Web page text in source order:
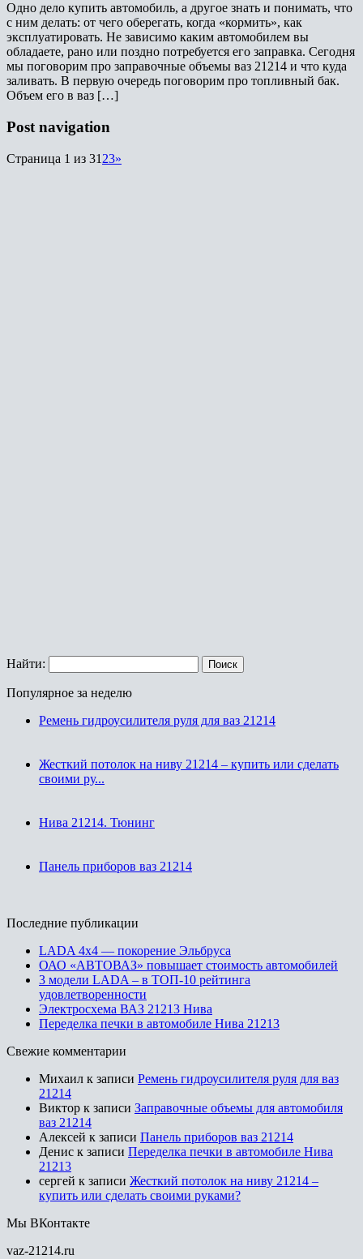
Одно дело купить автомобиль, а другое знать и понимать, что
с ним делать: от чего оберегать, когда «кормить», как
эксплуатировать. Не зависимо каким автомобилем вы
обладаете, рано или поздно потребуется его заправка. Сегодня
мы поговорим про заправочные объемы ваз 21214 и что куда
заливать. В первую очередь поговорим про топливный бак.
Объем его в ваз […]
Post navigation
Страница 1 из 31 23»
Найти:
Популярное за неделю
Ремень гидроусилителя руля для ваз 21214
Жесткий потолок на ниву 21214 – купить или сделать
своими ру...
Нива 21214. Тюнинг
Панель приборов ваз 21214
Последние публикации
LADA 4х4 — покорение Эльбруса
ОАО «АВТОВАЗ» повышает стоимость автомобилей
3 модели LADA – в ТОП-10 рейтинга
удовлетворенности
Электросхема ВАЗ 21213 Нива
Переделка печки в автомобиле Нива 21213
Свежие комментарии
Михаил к записи Ремень гидроусилителя руля для ваз
21214
Виктор к записи Заправочные объемы для автомобиля
ваз 21214
Алексей к записи Панель приборов ваз 21214
Денис к записи Переделка печки в автомобиле Нива
21213
сергей к записи Жесткий потолок на ниву 21214 –
купить или сделать своими руками?
Мы ВКонтакте
vaz-21214.ru